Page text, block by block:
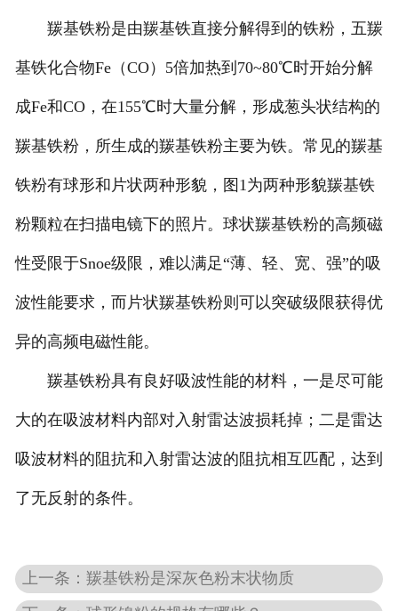
羰基铁粉是由羰基铁直接分解得到的铁粉，五羰
基铁化合物Fe（CO）5倍加热到70~80℃时开始分解
成Fe和CO，在155℃时大量分解，形成葱头状结构的
羰基铁粉，所生成的羰基铁粉主要为铁。常见的羰基
铁粉有球形和片状两种形貌，图1为两种形貌羰基铁
粉颗粒在扫描电镜下的照片。球状羰基铁粉的高频磁
性受限于Snoe级限，难以满足“薄、轻、宽、强”的吸
波性能要求，而片状羰基铁粉则可以突破级限获得优
异的高频电磁性能。
羰基铁粉具有良好吸波性能的材料，一是尽可能
大的在吸波材料内部对入射雷达波损耗掉；二是雷达
吸波材料的阻抗和入射雷达波的阻抗相互匹配，达到
了无反射的条件。
上一条：羰基铁粉是深灰色粉末状物质